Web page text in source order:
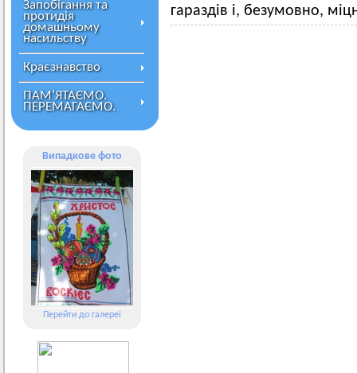
Запобігання та
протидія
домашньому
насильству
Краєзнавство
ПАМ’ЯТАЄМО.
ПЕРЕМАГАЄМО.
Випадкове фото
Перейти до галереї
гараздів і, безумовно,